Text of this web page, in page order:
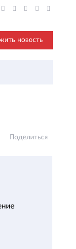
новость
Поделиться